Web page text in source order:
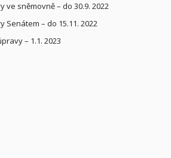
sněmovně – do 30.9. 2022
– do 15.11. 2022
– 1.1. 2023